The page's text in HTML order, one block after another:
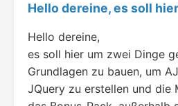
Hello dereine, es soll hier
Hello dereine,
es soll hier um zwei Dinge
Grundlagen zu bauen, um
JQuery zu erstellen und die